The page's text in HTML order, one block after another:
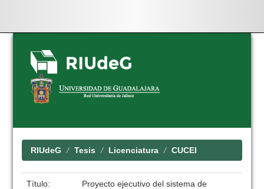
Skip
navigation
RIUdeG Tesis Licenciatura CUCEI
Título:
Proyecto ejecutivo del sistema de